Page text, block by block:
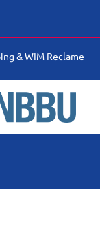
&WIM Reclame